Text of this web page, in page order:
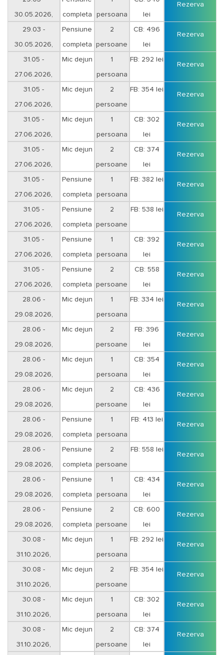
30.05.2026, completa persoana lei
Rezerva
29.03 -
30.05.2026,
Pensiune
completa
2
persoane
CB: 496
lei
Rezerva
31.05 -
27.06.2026,
Mic dejun 1
persoana
FB: 292 lei
Rezerva
31.05 -
27.06.2026,
Mic dejun 2
persoane
FB: 354 lei
Rezerva
31.05 -
27.06.2026,
Mic dejun 1
persoana
CB: 302
lei
Rezerva
31.05 -
27.06.2026,
Mic dejun 2
persoane
CB: 374
lei
Rezerva
31.05 -
27.06.2026,
Pensiune
completa
1
persoana
FB: 382 lei
Rezerva
31.05 -
27.06.2026,
Pensiune
completa
2
persoane
FB: 538 lei
Rezerva
31.05 -
27.06.2026,
Pensiune
completa
1
persoana
CB: 392
lei
Rezerva
31.05 -
27.06.2026,
Pensiune
completa
2
persoane
CB: 558
lei
Rezerva
28.06 -
29.08.2026,
Mic dejun 1
persoana
FB: 334 lei
Rezerva
28.06 -
29.08.2026,
Mic dejun 2
persoane
FB: 396
lei
Rezerva
28.06 -
29.08.2026,
Mic dejun 1
persoana
CB: 354
lei
Rezerva
28.06 -
29.08.2026,
Mic dejun 2
persoane
CB: 436
lei
Rezerva
28.06 -
29.08.2026,
Pensiune
completa
1
persoana
FB: 413 lei
Rezerva
28.06 -
29.08.2026,
Pensiune
completa
2
persoane
FB: 558 lei
Rezerva
28.06 -
29.08.2026,
Pensiune
completa
1
persoana
CB: 434
lei
Rezerva
28.06 -
29.08.2026,
Pensiune
completa
2
persoane
CB: 600
lei
Rezerva
30.08 -
31.10.2026,
Mic dejun 1
persoana
FB: 292 lei
Rezerva
30.08 -
31.10.2026,
Mic dejun 2
persoane
FB: 354 lei
Rezerva
30.08 -
31.10.2026,
Mic dejun 1
persoana
CB: 302
lei
Rezerva
30.08 -
31.10.2026,
Mic dejun 2
persoane
CB: 374
lei
Rezerva